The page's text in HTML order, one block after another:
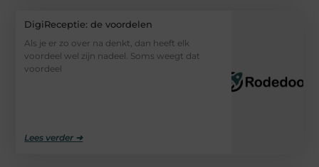
DigiReceptie: de voordelen
Als je er zo over na denkt, dan heeft elk
voordeel wel zijn nadeel. Soms weegt dat
voordeel
Lees verder ➜